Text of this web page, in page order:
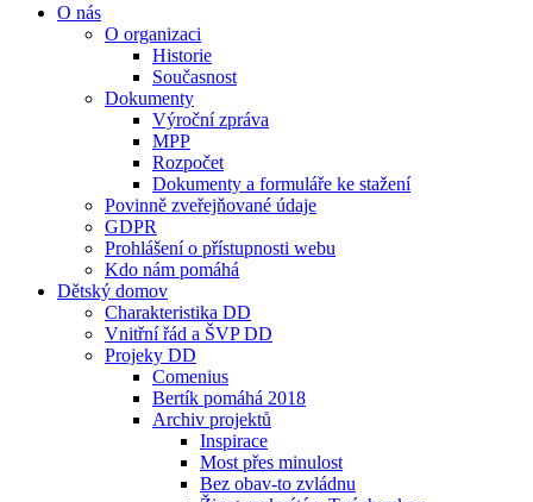
O nás
O organizaci
Historie
Současnost
Dokumenty
Výroční zpráva
MPP
Rozpočet
Dokumenty a formuláře ke stažení
Povinně zveřejňované údaje
GDPR
Prohlášení o přístupnosti webu
Kdo nám pomáhá
Dětský domov
Charakteristika DD
Vnitřní řád a ŠVP DD
Projeky DD
Comenius
Bertík pomáhá 2018
Archiv projektů
Inspirace
Most přes minulost
Bez obav-to zvládnu